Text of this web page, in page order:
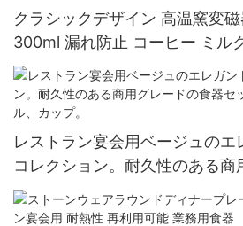
クラシックデザイン 高温窯変
300ml 漏れ防止 コーヒー ミル
食器洗い機対応
レストラン宴会用ベージュのエ
コレクション。耐久性のある商
ット。プレート、ボウル、カッ